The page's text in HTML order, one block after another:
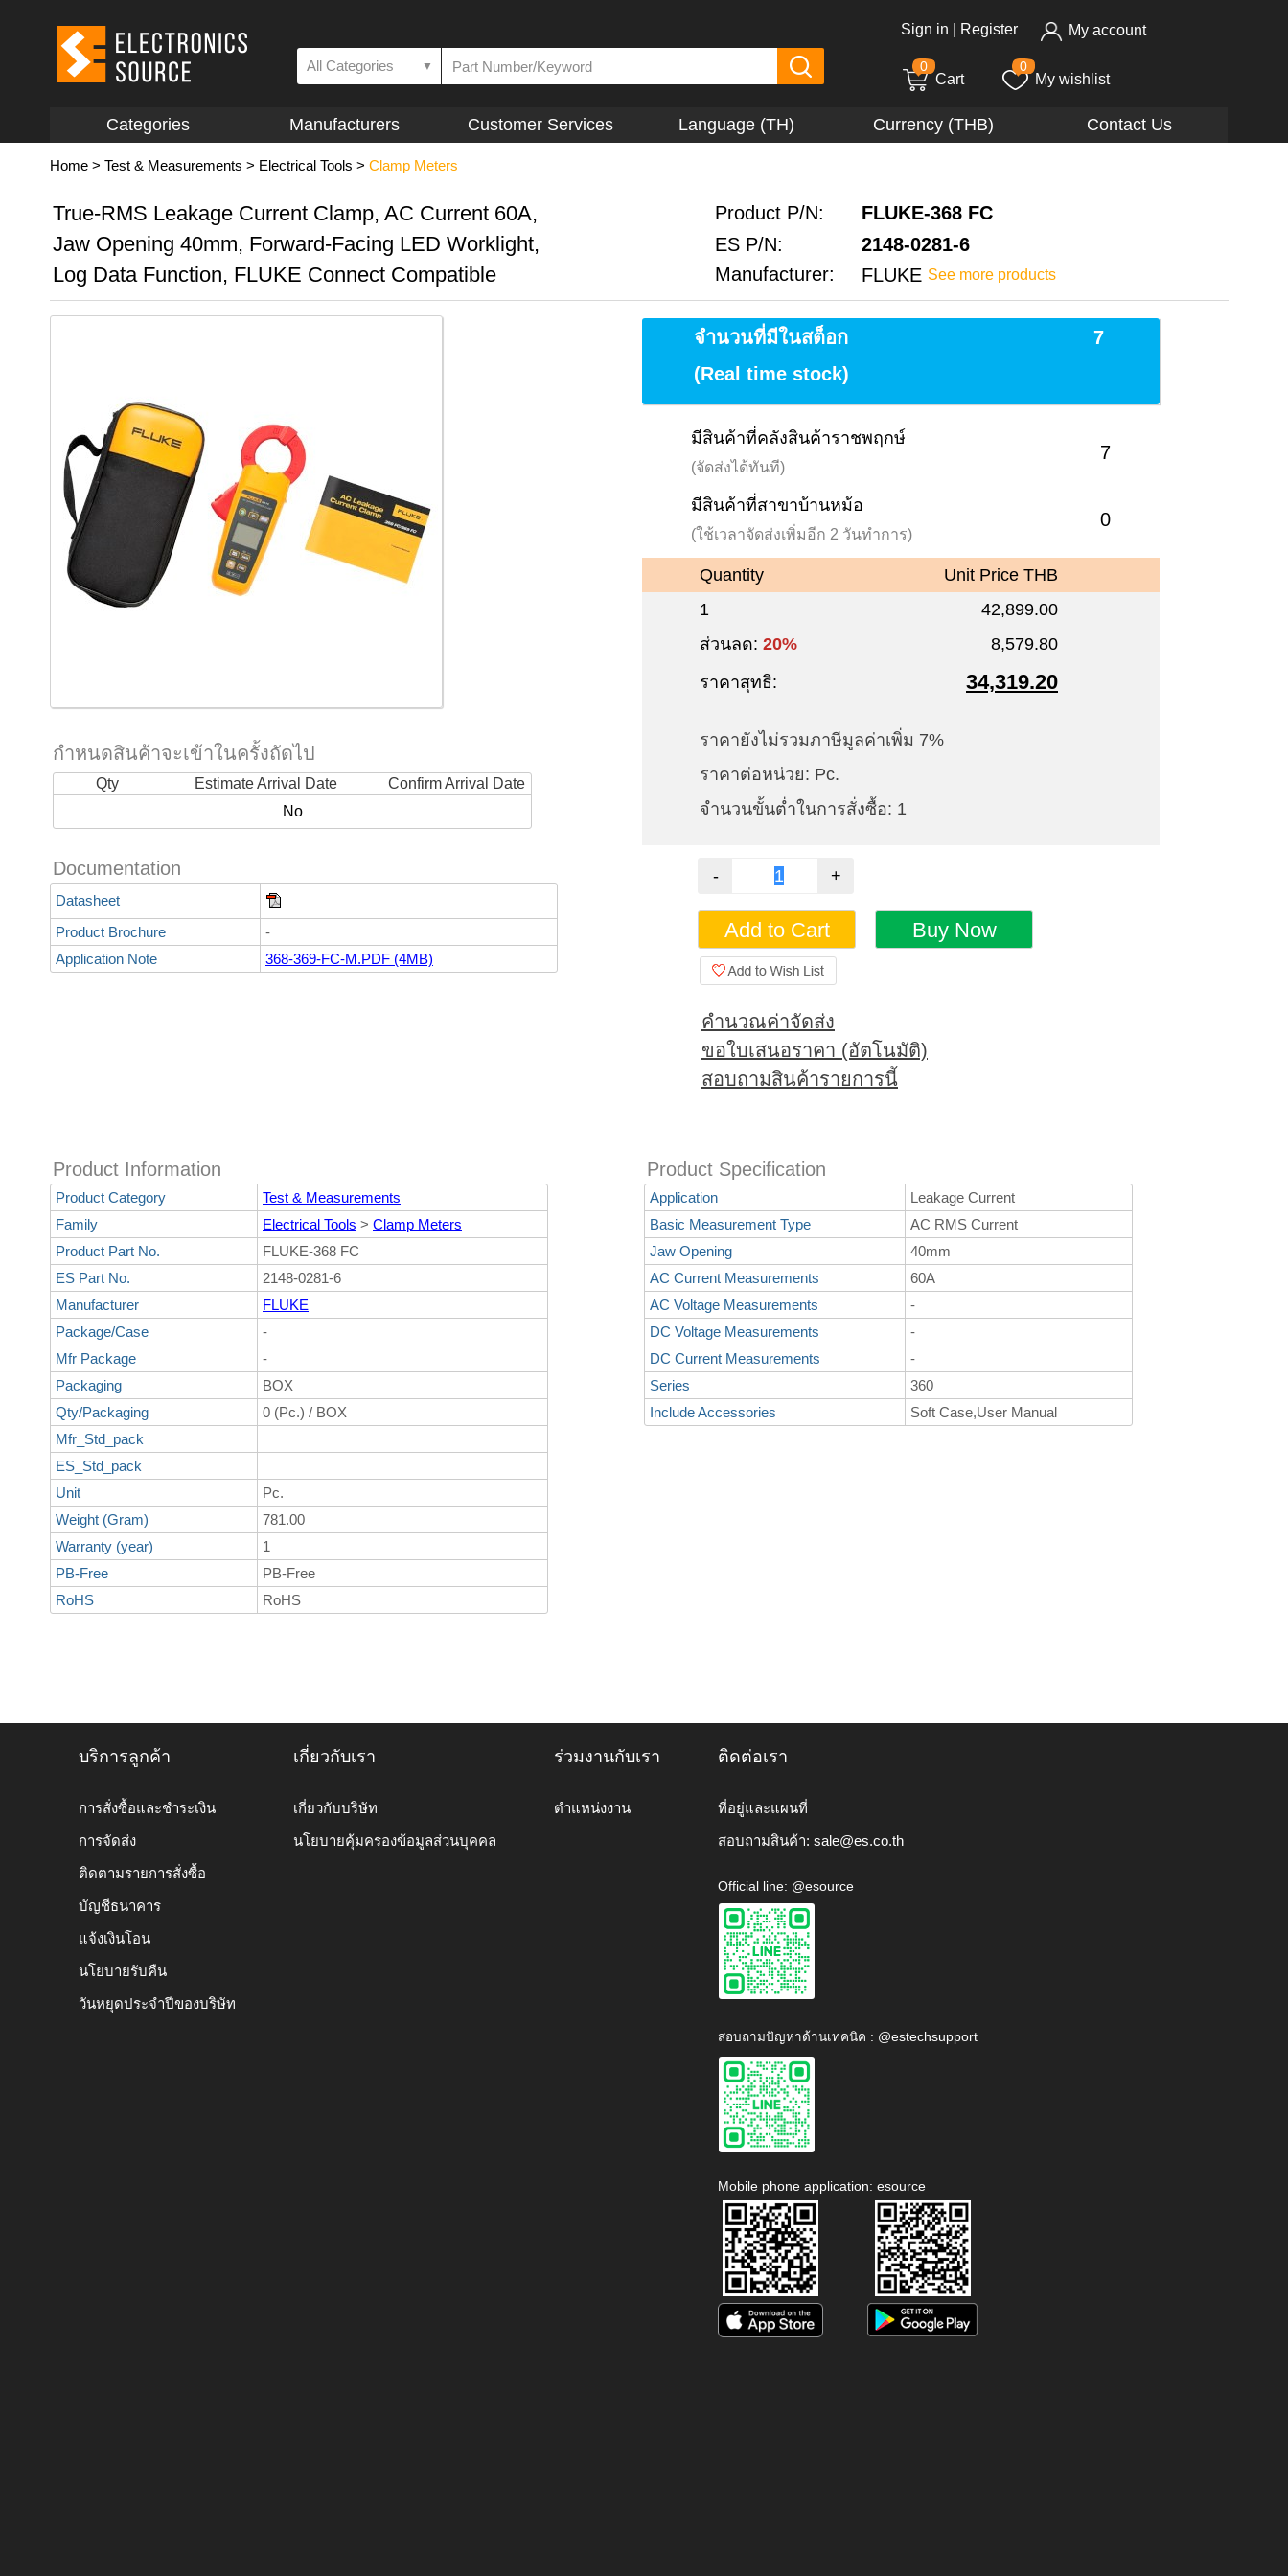
All Categories ▼
Sign in Register My account
0
Cart
0
My wishlist
Categories Manufacturers Customer Services Language (TH) Currency (THB) Contact Us
Home > Test & Measurements > Electrical Tools > Clamp Meters
True-RMS Leakage Current Clamp, AC Current 60A, Product P/N: FLUKE-368 FC
Jaw Opening 40mm, Forward-Facing LED Worklight, ES P/N: 2148-0281-6
Log Data Function, FLUKE Connect Compatible Manufacturer: FLUKE See more products
กำหนดสินค้าจะเข้าในครั้งถัดไป
Qty Estimate Arrival Date
Confirm Arrival Date
No
Documentation
Datasheet
Product Brochure
-
Application Note
368-369-FC-M.PDF (4MB)
จำนวนที่มีในสต็อก
7
(Real time stock)
มีสินค้าที่คลังสินค้าราชพฤกษ์
(จัดส่งได้ทันที)
7
มีสินค้าที่สาขาบ้านหม้อ
(ใช้เวลาจัดส่งเพิ่มอีก 2 วันทำการ)
0
Quantity
Unit Price THB
1
42,899.00
ส่วนลด: 20%
8,579.80
ราคาสุทธิ:
34,319.20
ราคายังไม่รวมภาษีมูลค่าเพิ่ม 7%
ราคาต่อหน่วย: Pc.
จำนวนขั้นต่ำในการสั่งซื้อ: 1
คำนวณค่าจัดส่ง
ขอใบเสนอราคา (อัตโนมัติ)
สอบถามสินค้ารายการนี้
Product Information
Product Category
Test & Measurements
Family
Electrical Tools > Clamp Meters
Product Part No.
FLUKE-368 FC
ES Part No.
2148-0281-6
Manufacturer
FLUKE
Package/Case
-
Mfr Package
-
Packaging
BOX
Qty/Packaging
0 (Pc.) / BOX
Mfr_Std_pack
ES_Std_pack
Unit
Pc.
Weight (Gram)
781.00
Warranty (year)
1
PB-Free
PB-Free
RoHS
RoHS
Product Specification
Application
Leakage Current
Basic Measurement Type
AC RMS Current
Jaw Opening
40mm
AC Current Measurements
60A
AC Voltage Measurements
-
DC Voltage Measurements
-
DC Current Measurements
-
Series
360
Include Accessories
Soft Case,User Manual
บริการลูกค้า
การสั่งซื้อและชำระเงิน
การจัดส่ง
ติดตามรายการสั่งซื้อ
บัญชีธนาคาร
แจ้งเงินโอน
นโยบายรับคืน
วันหยุดประจำปีของบริษัท
เกี่ยวกับเรา
เกี่ยวกับบริษัท
นโยบายคุ้มครองข้อมูลส่วนบุคคล
ร่วมงานกับเรา
ตำแหน่งงาน
ติดต่อเรา
ที่อยู่และแผนที่
สอบถามสินค้า: sale@es.co.th
Official line: @esource
สอบถามปัญหาด้านเทคนิค : @estechsupport
Mobile phone application: esource